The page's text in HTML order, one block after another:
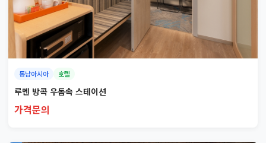
동남아시아 호텔
루멘 방콕 우돔속 스테이션
가격문의